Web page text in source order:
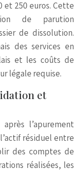
et 250 euros. Cette
de parution
de dissolution.
des services en
et les coûts de
légale requise.
et
l’apurement
résiduel entre
des comptes de
réalisées, les